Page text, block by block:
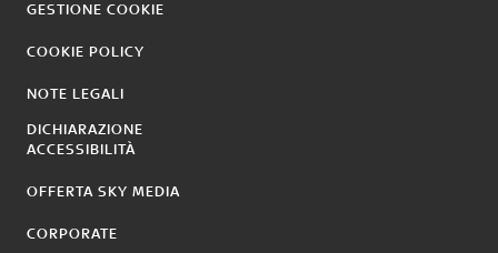
GESTIONE COOKIE
COOKIE POLICY
NOTE LEGALI
DICHIARAZIONE
ACCESSIBILITÀ
OFFERTA SKY MEDIA
CORPORATE